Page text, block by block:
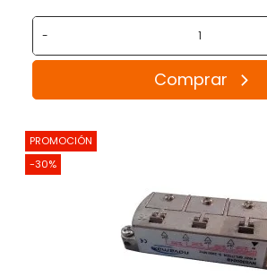
-
Comprar
PROMOCIÓN
-30%